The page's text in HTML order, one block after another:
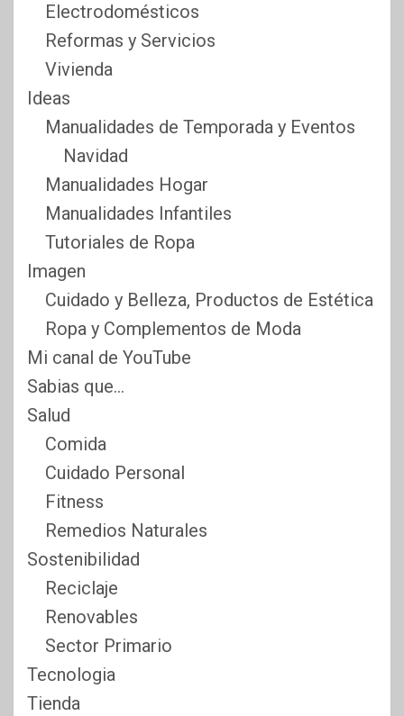
Electrodomésticos
Reformas y Servicios
Vivienda
Ideas
Manualidades de Temporada y Eventos
Navidad
Manualidades Hogar
Manualidades Infantiles
Tutoriales de Ropa
Imagen
Cuidado y Belleza, Productos de Estética
Ropa y Complementos de Moda
Mi canal de YouTube
Sabias que…
Salud
Comida
Cuidado Personal
Fitness
Remedios Naturales
Sostenibilidad
Reciclaje
Renovables
Sector Primario
Tecnologia
Tienda